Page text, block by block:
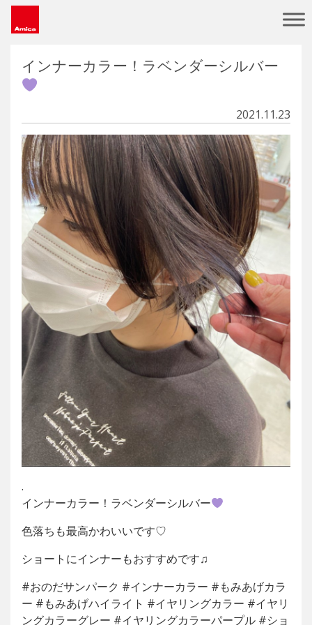
Main Navigation
インナーカラー！ラベンダーシルバー
2021.11.23
.
インナーカラー！ラベンダーシルバー
色落ちも最高かわいいです♡
ショートにインナーもおすすめです♫
#おのだサンパーク #インナーカラー #もみあげカラ
ー #もみあげハイライト #イヤリングカラー #イヤリ
ングカラーグレー #イヤリングカラーパープル #ショ